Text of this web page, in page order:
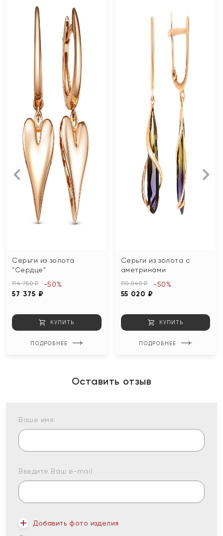
Серьги из золота
"Сердце"
114 750 ₽
57 375 ₽
-50%
КУПИТЬ
ПОДРОБНЕЕ
Серьги из золота с
аметринами
110 040 ₽
55 020 ₽
-50%
КУПИТЬ
ПОДРОБНЕЕ
Оставить отзыв
Ваше имя:
Введите Ваш e-mail:
Добавить фото изделия